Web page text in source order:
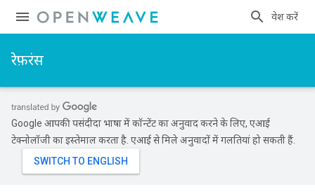
प्रवेश करें
रेफ़रंस
Google आपकी पसंदीदा भाषा में कॉन्टेंट का अनुवाद करने के लिए, एआई
टेक्नोलॉजी का इस्तेमाल करता है. एआई से मिले अनुवादों में गलतियां हो सकती हैं.